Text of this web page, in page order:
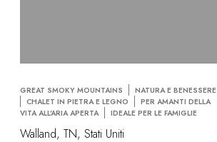
GREAT SMOKY MOUNTAINS
NATURA E BENESSERE
CHALET IN PIETRA E LEGNO
PER AMANTI DELLA
VITA ALL'ARIA APERTA
IDEALE PER LE FAMIGLIE
Walland, TN, Stati Uniti